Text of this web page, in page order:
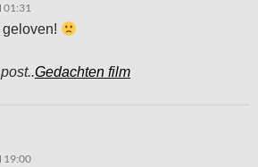
01:31
geloven!
Gedachten film
19:00